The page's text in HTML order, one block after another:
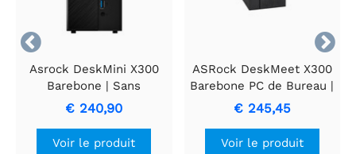


Asrock DeskMini X300
Barebone | Sans
processeur AM4,
mémoire DDR4,
stockage et système
€ 240,90
Voir le produit
ASRock DeskMeet X300
Barebone PC de Bureau |
Sans processeur AM4,
mémoire DDR4,
stockage et système
€ 245,45
Voir le produit